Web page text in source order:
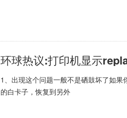
1、出现这个问题一般不是硒鼓坏了如
的白卡子，恢复到另外